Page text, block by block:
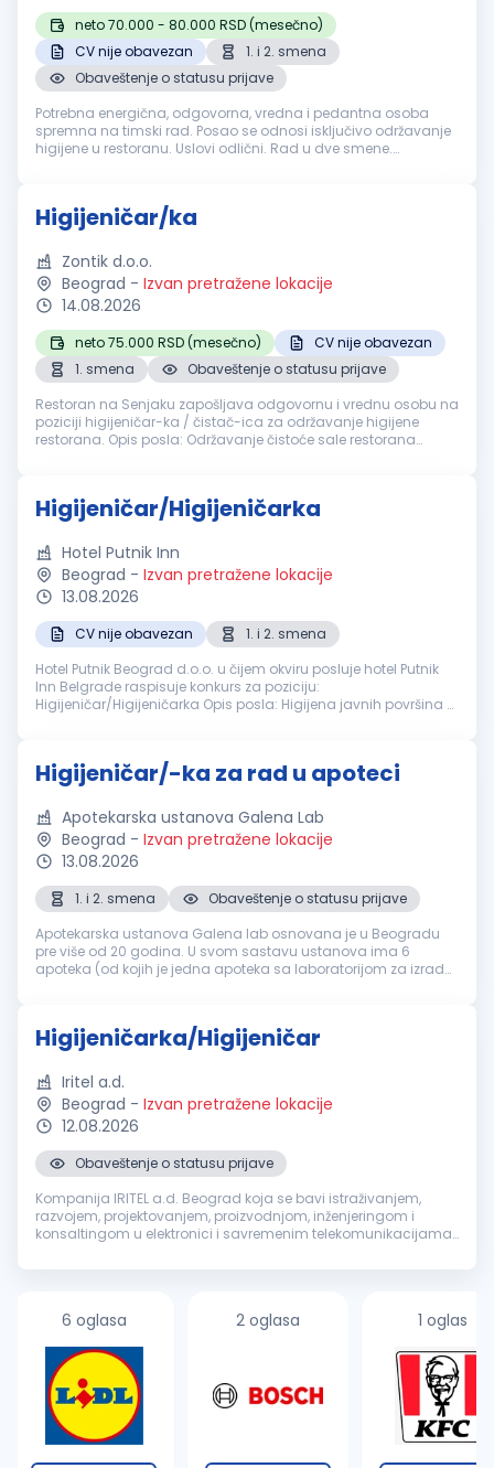
neto 70.000 - 80.000 RSD (mesečno)
CV nije obavezan
1. i 2. smena
Obaveštenje o statusu prijave
Potrebna energična, odgovorna, vredna i pedantna osoba
spremna na timski rad. Posao se odnosi isključivo održavanje
higijene u restoranu. Uslovi odlični. Rad u dve smene.
Higijeničar/ka
Zontik d.o.o.
Beograd - Izvan pretražene lokacije
14.08.2026
neto 75.000 RSD (mesečno)
CV nije obavezan
1. smena
Obaveštenje o statusu prijave
Restoran na Senjaku zapošljava odgovornu i vrednu osobu na
poziciji higijeničar-ka / čistač-ica za održavanje higijene
restorana. Opis posla: Održavanje čistoće sale restorana
Higijeničar/Higijeničarka
Hotel Putnik Inn
Beograd - Izvan pretražene lokacije
13.08.2026
CV nije obavezan
1. i 2. smena
Hotel Putnik Beograd d.o.o. u čijem okviru posluje hotel Putnik
Inn Belgrade raspisuje konkurs za poziciju:
Higijeničar/Higijeničarka Opis posla: Higijena javnih površina u
Higijeničar/-ka za rad u apoteci
Apotekarska ustanova Galena Lab
Beograd - Izvan pretražene lokacije
13.08.2026
1. i 2. smena
Obaveštenje o statusu prijave
Apotekarska ustanova Galena lab osnovana je u Beogradu
pre više od 20 godina. U svom sastavu ustanova ima 6
apoteka (od kojih je jedna apoteka sa laboratorijom za izradu
Higijeničarka/Higijeničar
Iritel a.d.
Beograd - Izvan pretražene lokacije
12.08.2026
Obaveštenje o statusu prijave
Kompanija IRITEL a.d. Beograd koja se bavi istraživanjem,
razvojem, projektovanjem, proizvodnjom, inženjeringom i
konsaltingom u elektronici i savremenim telekomunikacijama,
Higijeničarka/Higij...
6 oglasa 2 oglasa 1 oglas